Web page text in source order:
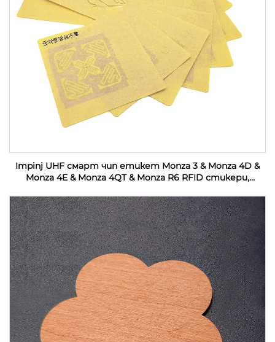
Impinj UHF смарт чип етикет Monza 3 & Monza 4D &
Monza 4E & Monza 4QT & Monza R6 RFID стикери,